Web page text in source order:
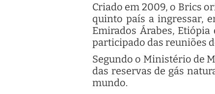
Criado em 2009, o Brics
quinto país a ingressar,
Emirados Árabes,
participado das reuniões
Segundo o Ministério de
das reservas de gás
mundo.